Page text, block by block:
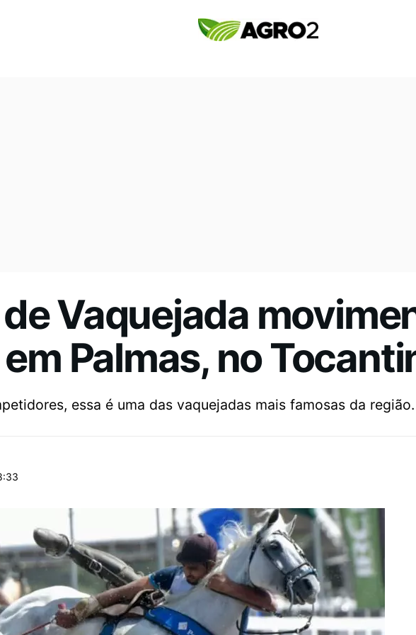
Vaquejada
Palmas, no
essa é uma das vaquejadas mais famosas da região.